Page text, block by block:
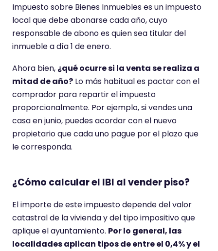
Impuesto sobre Bienes Inmuebles es un impuesto
local que debe abonarse cada año, cuyo
responsable de abono es quien sea titular del
inmueble a día 1 de enero.
Ahora bien, ¿qué ocurre si la venta se realiza a
mitad de año? Lo más habitual es pactar con el
comprador para repartir el impuesto
proporcionalmente. Por ejemplo, si vendes una
casa en junio, puedes acordar con el nuevo
propietario que cada uno pague por el plazo que
le corresponda.
¿Cómo calcular el IBI al vender piso?
El importe de este impuesto depende del valor
catastral de la vivienda y del tipo impositivo que
aplique el ayuntamiento. Por lo general, las
localidades aplican tipos de entre el 0,4% y el